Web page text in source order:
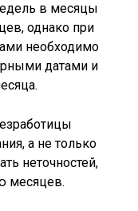
в месяцы
однако при
необходимо
датами и
а не только
неточностей,
месяцев.